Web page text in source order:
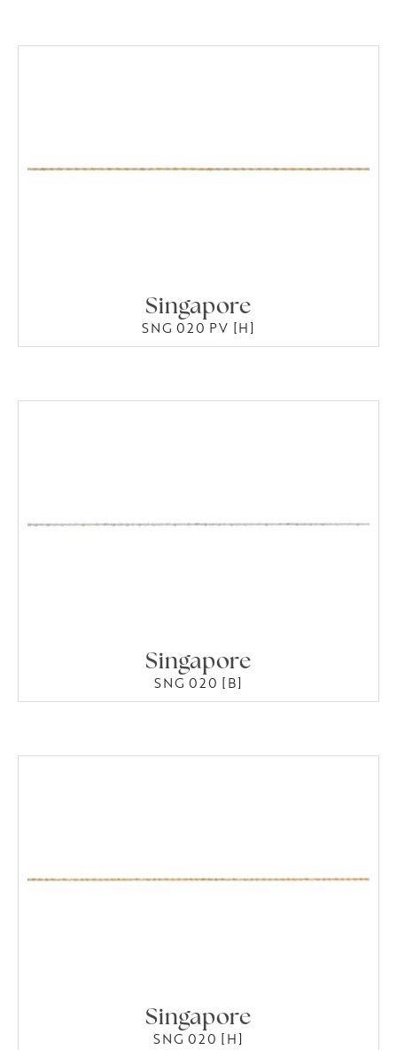
Singapore
SNG 020 PV [H]
Singapore
SNG 020 [B]
Singapore
SNG 020 [H]